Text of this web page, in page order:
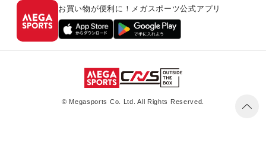
お買い物が便利に！メガスポーツ公式アプリ
© Megasports Co. Ltd. All Rights Reserved.